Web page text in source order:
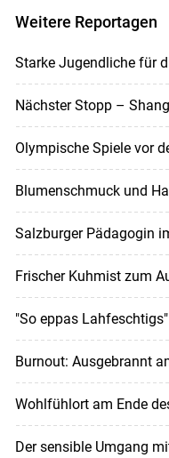
Weitere Reportagen
Starke Jugendliche für
Nächster Stopp –
Olympische Spiele vor
Blumenschmuck und
Salzburger Pädagogin
Frischer Kuhmist zum
"So eppas Lahfeschtigs"
Burnout: Ausgebrannt
Wohlfühlort am Ende
Der sensible Umgang